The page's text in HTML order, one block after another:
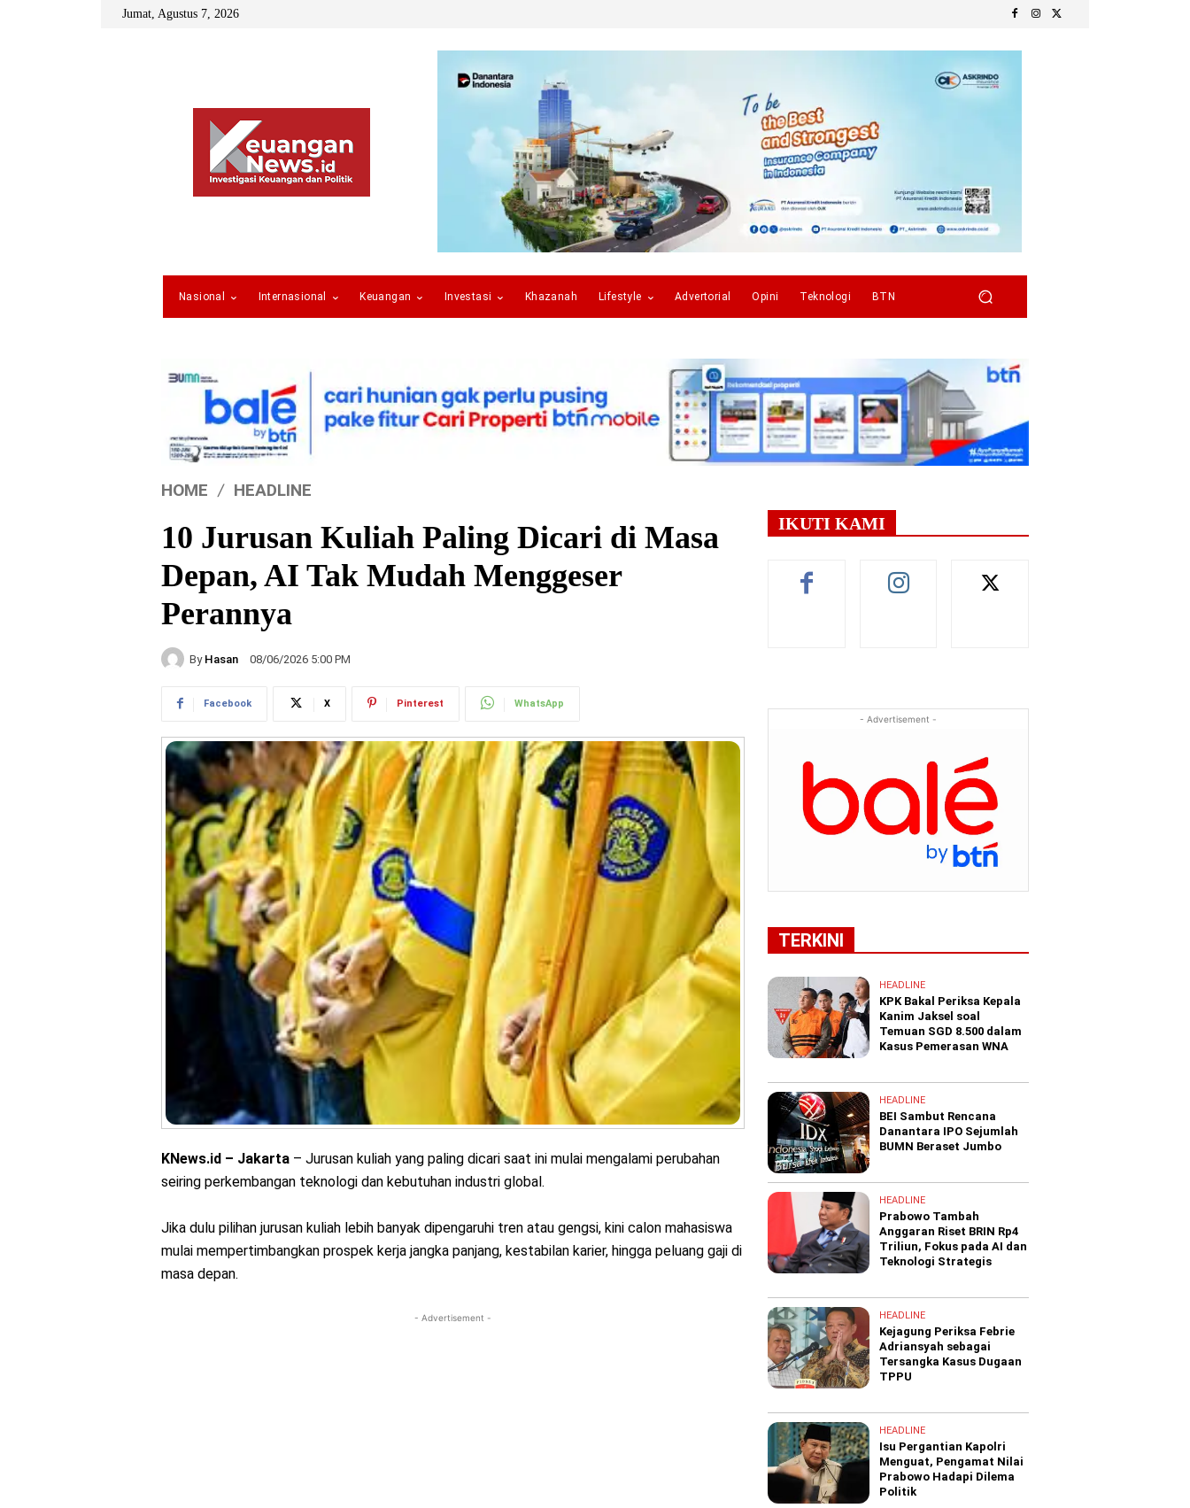
Jumat, Agustus 7, 2026
Nasional Internasional Keuangan Investasi Khazanah Lifestyle Advertorial Opini Teknologi BTN
HOME HEADLINE
10 Jurusan Kuliah Paling Dicari di Masa
Depan, AI Tak Mudah Menggeser
Perannya
By Hasan 08/06/2026 5:00 PM
Facebook X Pinterest WhatsApp
KNews.id – Jakarta – Jurusan kuliah yang paling dicari saat ini mulai mengalami perubahan
seiring perkembangan teknologi dan kebutuhan industri global.
Jika dulu pilihan jurusan kuliah lebih banyak dipengaruhi tren atau gengsi, kini calon mahasiswa
mulai mempertimbangkan prospek kerja jangka panjang, kestabilan karier, hingga peluang gaji di
masa depan.
- Advertisement -
IKUTI KAMI
- Advertisement -
TERKINI
HEADLINE
KPK Bakal Periksa Kepala
Kanim Jaksel soal
Temuan SGD 8.500 dalam
Kasus Pemerasan WNA
HEADLINE
BEI Sambut Rencana
Danantara IPO Sejumlah
BUMN Beraset Jumbo
HEADLINE
Prabowo Tambah
Anggaran Riset BRIN Rp4
Triliun, Fokus pada AI dan
Teknologi Strategis
HEADLINE
Kejagung Periksa Febrie
Adriansyah sebagai
Tersangka Kasus Dugaan
TPPU
HEADLINE
Isu Pergantian Kapolri
Menguat, Pengamat Nilai
Prabowo Hadapi Dilema
Politik